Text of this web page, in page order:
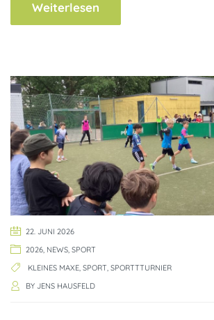
Weiterlesen
22. JUNI 2026
2026, NEWS, SPORT
KLEINES MAXE, SPORT, SPORTTTURNIER
BY JENS HAUSFELD